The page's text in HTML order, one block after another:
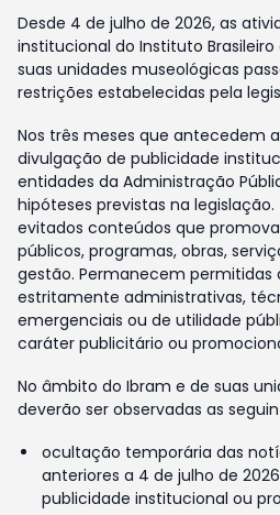
Desde 4 de julho de 2026, as
institucional do Instituto
suas unidades museológicas
restrições estabelecidas pela
Nos três meses que antecedem
divulgação de publicidade
entidades da Administração
hipóteses previstas na
evitados conteúdos que
públicos, programas, obras,
gestão. Permanecem permitidas
estritamente administrativas,
emergenciais ou de utilidade
caráter publicitário ou
No âmbito do Ibram e de suas
deverão ser observadas as
ocultação temporária das
anteriores a 4 de julho de
publicidade institucional ou